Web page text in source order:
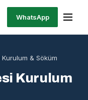
WhatsApp
& Söküm
Kurulum